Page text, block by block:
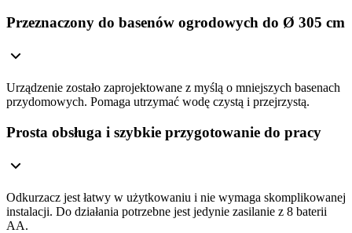
Przeznaczony do basenów ogrodowych do Ø 305 cm
Urządzenie zostało zaprojektowane z myślą o mniejszych basenach
przydomowych. Pomaga utrzymać wodę czystą i przejrzystą.
Prosta obsługa i szybkie przygotowanie do pracy
Odkurzacz jest łatwy w użytkowaniu i nie wymaga skomplikowanej
instalacji. Do działania potrzebne jest jedynie zasilanie z 8 baterii
AA.